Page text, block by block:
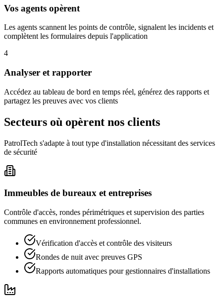
Vos agents opèrent
Les agents scannent les points de contrôle, signalent les incidents et
complètent les formulaires depuis l'application
4
Analyser et rapporter
Accédez au tableau de bord en temps réel, générez des rapports et
partagez les preuves avec vos clients
Secteurs où opèrent nos clients
PatrolTech s'adapte à tout type d'installation nécessitant des services
de sécurité
Immeubles de bureaux et entreprises
Contrôle d'accès, rondes périmétriques et supervision des parties
communes en environnement professionnel.
Vérification d'accès et contrôle des visiteurs
Rondes de nuit avec preuves GPS
Rapports automatiques pour gestionnaires d'installations